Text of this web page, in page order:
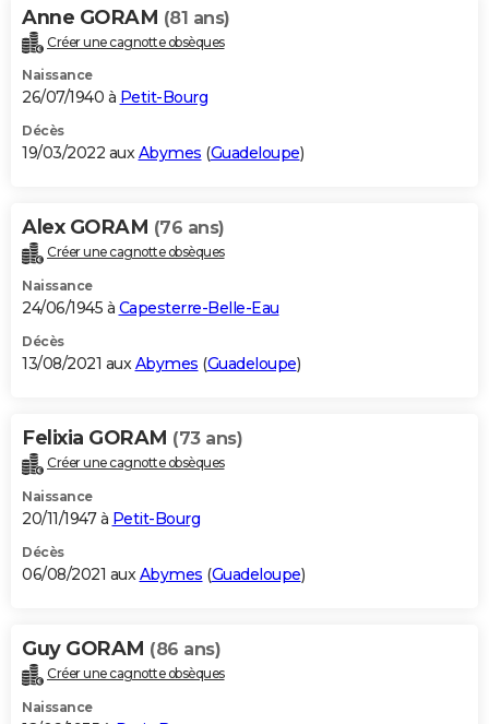
Anne GORAM (81 ans)
Créer une cagnotte obsèques
Naissance
26/07/1940 à Petit-Bourg
Décès
19/03/2022 auxAbymes (Guadeloupe)
Alex GORAM (76 ans)
Créer une cagnotte obsèques
Naissance
24/06/1945 à Capesterre-Belle-Eau
Décès
13/08/2021 auxAbymes (Guadeloupe)
Felixia GORAM (73 ans)
Créer une cagnotte obsèques
Naissance
20/11/1947 à Petit-Bourg
Décès
06/08/2021 auxAbymes (Guadeloupe)
Guy GORAM (86 ans)
Créer une cagnotte obsèques
Naissance